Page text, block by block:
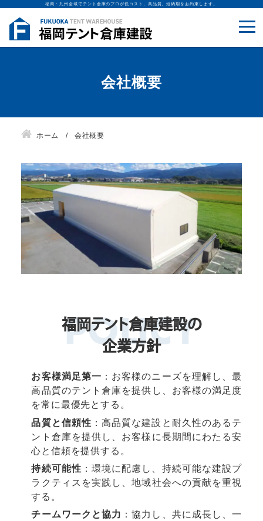
福岡・九州全域でテント倉庫のプロが低コスト、高品質、短納期をお約束します。
会社概要
ホーム 会社概要
福岡テント倉庫建設の
企業方針
お客様満足第一 ：お客様のニーズを理解し、最
高品質のテント倉庫を提供し、お客様の満足度
を常に最優先とする。
品質と信頼性 ：高品質な建設と耐久性のあるテ
ント倉庫を提供し、お客様に長期間にわたる安
心と信頼を提供する。
持続可能性 ：環境に配慮し、持続可能な建設プ
ラクティスを実践し、地域社会への貢献を重視
する。
チームワークと協力 ：協力し、共に成長し、一